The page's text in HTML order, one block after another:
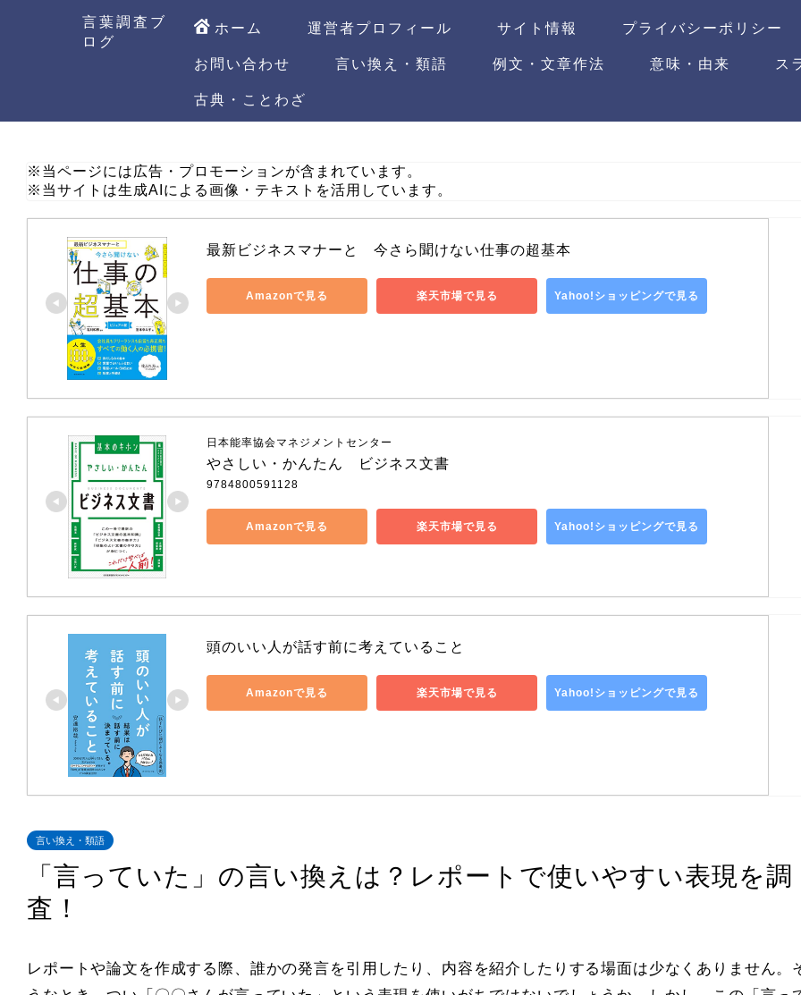
言葉調査ブ
ログ
ホーム 運営者プロフィール サイト情報 プライバシーポリシー
お問い合わせ
言い換え・類語 例文・文章作法 意味・由来 ス
古典・ことわざ
※当ページには広告・プロモーションが含まれています。
※当サイトは生成AIによる画像・テキストを活用しています。
最新ビジネスマナーと　今さら聞けない仕事の超基本
Amazonで見る 楽天市場で見る Yahoo!ショッピングで見る
日本能率協会マネジメントセンター
やさしい・かんたん　ビジネス文書
9784800591128
Amazonで見る 楽天市場で見る Yahoo!ショッピングで見る
頭のいい人が話す前に考えていること
Amazonで見る 楽天市場で見る Yahoo!ショッピングで見る
言い換え・類語
「言っていた」の言い換えは？レポートで使いやすい表現を調
査！
レポートや論文を作成する際、誰かの発言を引用したり、内容を紹介したりする場面は少なくありません。